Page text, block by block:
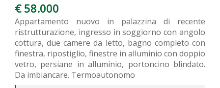
€ 58.000
Appartamento nuovo in palazzina di recente
ristrutturazione, ingresso in soggiorno con angolo
cottura, due camere da letto, bagno completo con
finestra, ripostiglio, finestre in alluminio con doppio
vetro, persiane in alluminio, portoncino blindato.
Da imbiancare. Termoautonomo